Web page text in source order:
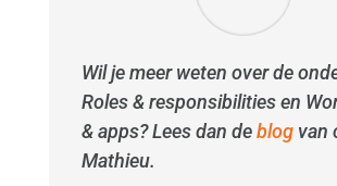
Wil je meer weten over de
Roles & responsibilities en
& apps? Lees dan deblogvan
Mathieu.